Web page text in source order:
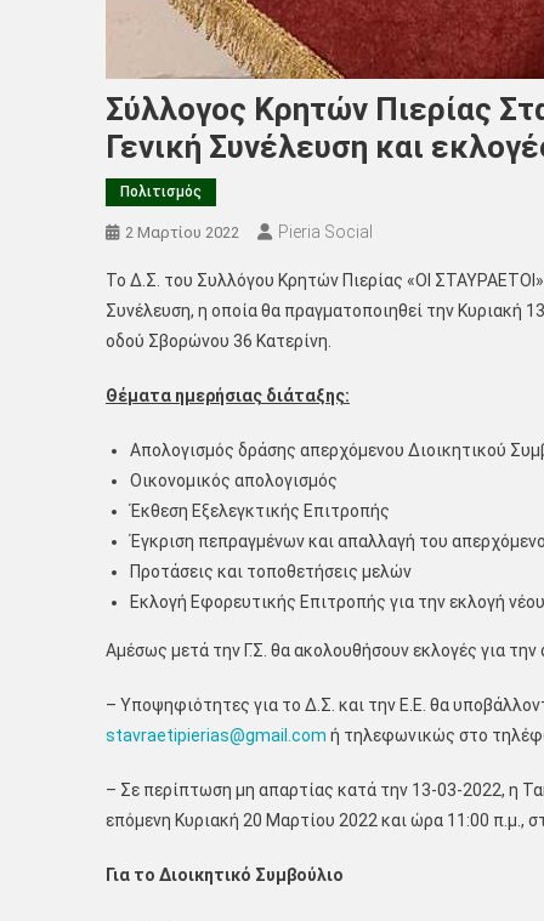
Σύλλογος Κρητών Πιερίας
Γενική Συνέλευση και
Πολιτισμός
2 Μαρτίου 2022 Pieria Social
Το Δ.Σ. του Συλλόγου Κρητών Πιερίας «ΟΙ
Συνέλευση, η οποία θα πραγματοποιηθεί την Κυριακή
οδού Σβορώνου 36 Κατερίνη.
Θέματα ημερήσιας διάταξης:
Απολογισμός δράσης απερχόμενου Διοικητικού
Οικονομικός απολογισμός
Έκθεση Εξελεγκτικής Επιτροπής
Έγκριση πεπραγμένων και απαλλαγή του
Προτάσεις και τοποθετήσεις μελών
Εκλογή Εφορευτικής Επιτροπής για την εκλογή
Αμέσως μετά την Γ.Σ. θα ακολουθήσουν εκλογές για την
– Υποψηφιότητες για το Δ.Σ. και την Ε.Ε. θα
stavraetipierias@gmail.com ή τηλεφωνικώς στο
– Σε περίπτωση μη απαρτίας κατά την 13-03-2022, η
επόμενη Κυριακή 20 Μαρτίου 2022 και ώρα 11:00 π.μ.,
Για το Διοικητικό Συμβούλιο